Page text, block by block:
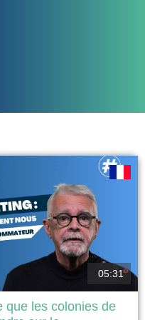
05:31
que les colonies de